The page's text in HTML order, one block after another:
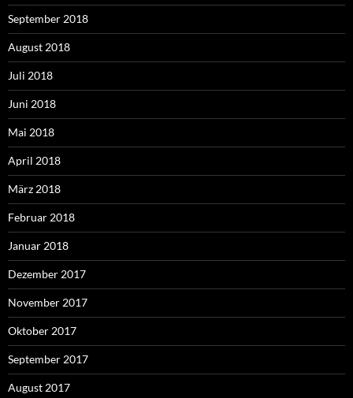
September 2018
August 2018
Juli 2018
Juni 2018
Mai 2018
April 2018
März 2018
Februar 2018
Januar 2018
Dezember 2017
November 2017
Oktober 2017
September 2017
August 2017